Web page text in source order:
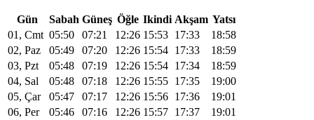
Gün Sabah Güneş Öğle Ikindi Akşam Yatsı
01, Cmt 05:50 07:21 12:26 15:53 17:33
18:58
02, Paz
05:49 07:20 12:26 15:54 17:33
18:59
03, Pzt
05:48 07:19 12:26 15:54 17:34
18:59
04, Sal
05:48 07:18 12:26 15:55 17:35
19:00
05, Çar
05:47 07:17 12:26 15:56 17:36
19:01
06, Per
05:46 07:16 12:26 15:57 17:37
19:01